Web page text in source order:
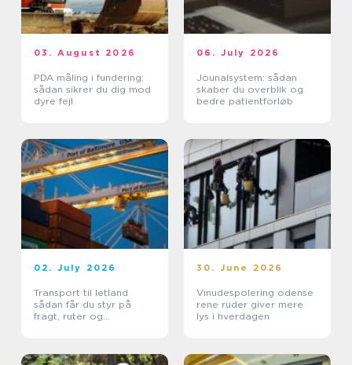
03. August 2026
PDA måling i fundering:
sådan sikrer du dig mod
dyre fejl
06. July 2026
Jounalsystem: sådan
skaber du overblik og
bedre patientforløb
02. July 2026
Transport til letland
sådan får du styr på
fragt, ruter og
30. June 2026
Vinudespolering odense
rene ruder giver mere
lys i hverdagen